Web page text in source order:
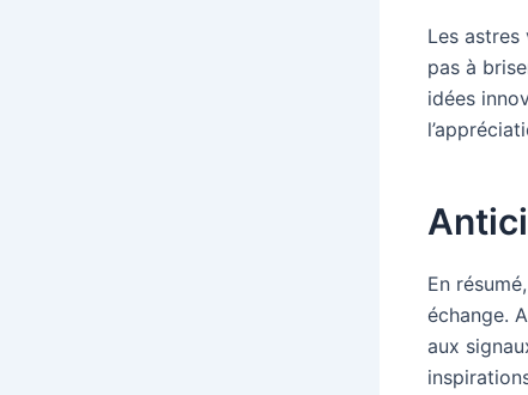
Les
pas à
idées
En
échange.
aux